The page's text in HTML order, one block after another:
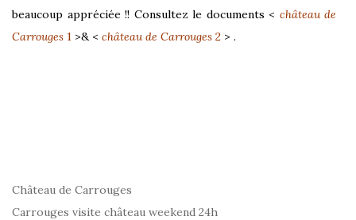
beaucoup appréciée !! Consultez le documents < château de
Carrouges 1 >& < château de Carrouges 2 > .
Château de Carrouges
Carrouges visite château weekend 24h